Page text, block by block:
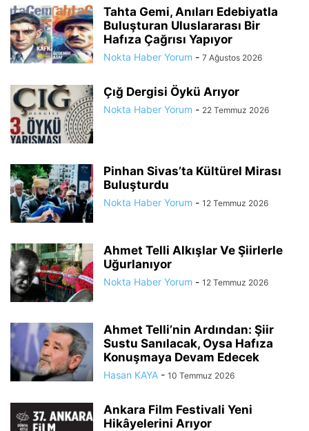
Tahta Gemi, Anıları Edebiyatla
Buluşturan Uluslararası Bir
Hafıza Çağrısı Yapıyor
Nokta Haber Yorum - 7 Ağustos 2026
Çığ Dergisi Öykü Arıyor
Nokta Haber Yorum - 22 Temmuz 2026
Pinhan Sivas’ta Kültürel Mirası
Buluşturdu
Nokta Haber Yorum - 12 Temmuz 2026
Ahmet Telli Alkışlar Ve Şiirlerle
Uğurlanıyor
Nokta Haber Yorum - 12 Temmuz 2026
Ahmet Telli’nin Ardından: Şiir
Sustu Sanılacak, Oysa Hafıza
Konuşmaya Devam Edecek
Hasan KAYA - 10 Temmuz 2026
Ankara Film Festivali Yeni
Hikâyelerini Arıyor